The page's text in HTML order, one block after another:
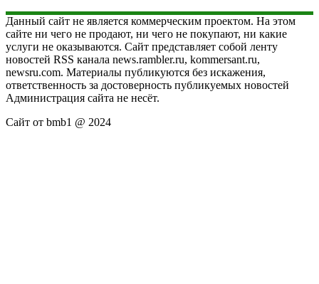
Данный сайт не является коммерческим проектом. На этом
сайте ни чего не продают, ни чего не покупают, ни какие
услуги не оказываются. Сайт представляет собой ленту
новостей RSS канала news.rambler.ru, kommersant.ru,
newsru.com. Материалы публикуются без искажения,
ответственность за достоверность публикуемых новостей
Администрация сайта не несёт.
Сайт от bmb1 @ 2024